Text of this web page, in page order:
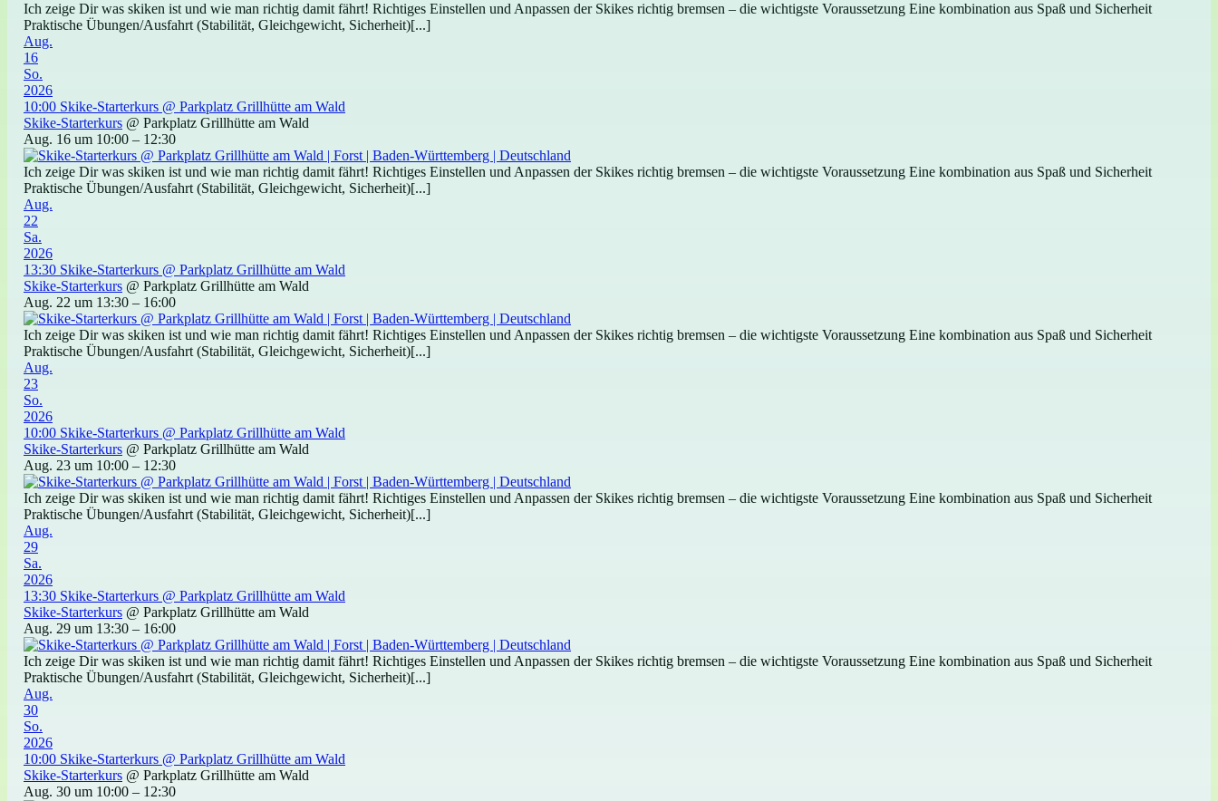
Ich zeige Dir was skiken ist und wie man richtig damit fährt! Richtiges Einstellen und Anpassen der Skikes richtig bremsen – die wichtigste Voraussetzung Eine kombination aus Spaß und Sicherheit
Praktische Übungen/Ausfahrt (Stabilität, Gleichgewicht, Sicherheit)[...]
Aug.
16
So.
2026
10:00 Skike-Starterkurs @ Parkplatz Grillhütte am Wald
Skike-Starterkurs @ Parkplatz Grillhütte am Wald
Aug. 16 um 10:00 – 12:30
Ich zeige Dir was skiken ist und wie man richtig damit fährt! Richtiges Einstellen und Anpassen der Skikes richtig bremsen – die wichtigste Voraussetzung Eine kombination aus Spaß und Sicherheit
Praktische Übungen/Ausfahrt (Stabilität, Gleichgewicht, Sicherheit)[...]
Aug.
22
Sa.
2026
13:30 Skike-Starterkurs @ Parkplatz Grillhütte am Wald
Skike-Starterkurs @ Parkplatz Grillhütte am Wald
Aug. 22 um 13:30 – 16:00
Ich zeige Dir was skiken ist und wie man richtig damit fährt! Richtiges Einstellen und Anpassen der Skikes richtig bremsen – die wichtigste Voraussetzung Eine kombination aus Spaß und Sicherheit
Praktische Übungen/Ausfahrt (Stabilität, Gleichgewicht, Sicherheit)[...]
Aug.
23
So.
2026
10:00 Skike-Starterkurs @ Parkplatz Grillhütte am Wald
Skike-Starterkurs @ Parkplatz Grillhütte am Wald
Aug. 23 um 10:00 – 12:30
Ich zeige Dir was skiken ist und wie man richtig damit fährt! Richtiges Einstellen und Anpassen der Skikes richtig bremsen – die wichtigste Voraussetzung Eine kombination aus Spaß und Sicherheit
Praktische Übungen/Ausfahrt (Stabilität, Gleichgewicht, Sicherheit)[...]
Aug.
29
Sa.
2026
13:30 Skike-Starterkurs @ Parkplatz Grillhütte am Wald
Skike-Starterkurs @ Parkplatz Grillhütte am Wald
Aug. 29 um 13:30 – 16:00
Ich zeige Dir was skiken ist und wie man richtig damit fährt! Richtiges Einstellen und Anpassen der Skikes richtig bremsen – die wichtigste Voraussetzung Eine kombination aus Spaß und Sicherheit
Praktische Übungen/Ausfahrt (Stabilität, Gleichgewicht, Sicherheit)[...]
Aug.
30
So.
2026
10:00 Skike-Starterkurs @ Parkplatz Grillhütte am Wald
Skike-Starterkurs @ Parkplatz Grillhütte am Wald
Aug. 30 um 10:00 – 12:30